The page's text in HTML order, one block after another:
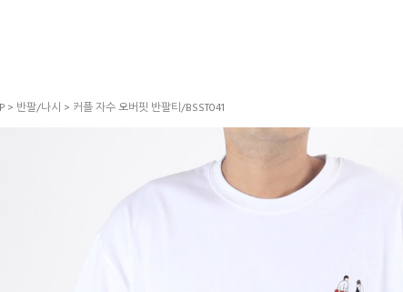
> 반팔/나시 > 커플 자수 오버핏 반팔티/BSST041